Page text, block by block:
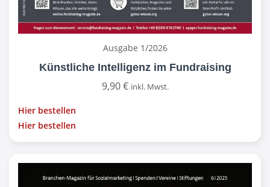
Ausgabe 1/2026
Künstliche Intelligenz im Fundraising
9,90€ inkl. Mwst.
Hier bestellen
Hier bestellen